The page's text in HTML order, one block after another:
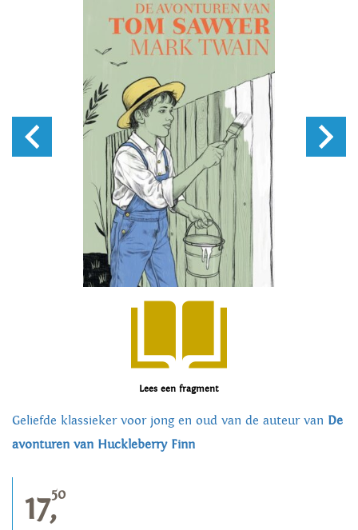
Lees een fragment
Geliefde klassieker voor jong en oud van de auteur van De
avonturen van Huckleberry Finn
17,50